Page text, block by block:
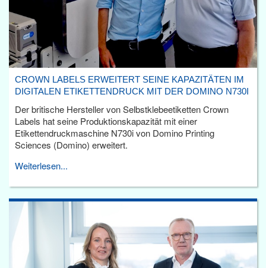
CROWN LABELS ERWEITERT SEINE KAPAZITÄTEN IM
DIGITALEN ETIKETTENDRUCK MIT DER DOMINO N730I
Der britische Hersteller von Selbstklebeetiketten Crown
Labels hat seine Produktionskapazität mit einer
Etikettendruckmaschine N730i von Domino Printing
Sciences (Domino) erweitert.
Weiterlesen...